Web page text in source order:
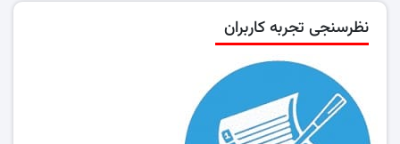
نظرسنجی تجربه کاربران